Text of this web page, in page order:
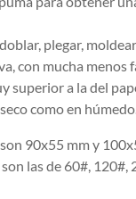
plegar,
con mucha
superior a la del
como en
90x55 mm y
las de 60#,